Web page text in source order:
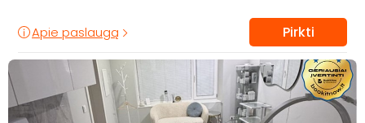
Apie paslaugą Pirkti